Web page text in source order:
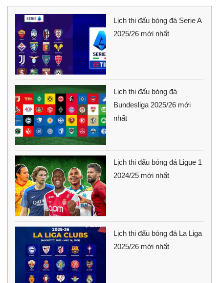
Lịch thi đấu bóng đá Serie A
2025/26 mới nhất
Lịch thi đấu bóng đá
Bundesliga 2025/26 mới
nhất
Lịch thi đấu bóng đá Ligue 1
2024/25 mới nhất
Lịch thi đấu bóng đá La Liga
2025/26 mới nhất